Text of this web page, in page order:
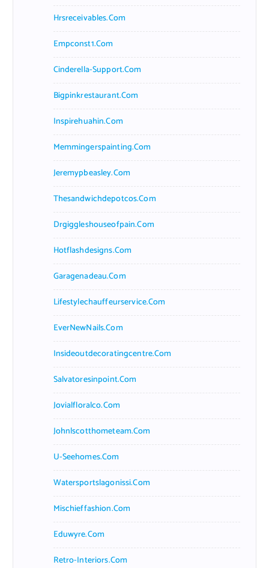
Hrsreceivables.com
Empconst1.com
Cinderella-Support.com
Bigpinkrestaurant.com
Inspirehuahin.com
Memmingerspainting.com
Jeremypbeasley.com
Thesandwichdepotcos.com
Drgiggleshouseofpain.com
Hotflashdesigns.com
Garagenadeau.com
Lifestylechauffeurservice.com
EverNewNails.com
Insideoutdecoratingcentre.com
Salvatoresinpoint.com
Jovialfloralco.com
Johnlscotthometeam.com
U-Seehomes.com
Watersportslagonissi.com
Mischieffashion.com
Eduwyre.com
Retro-Interiors.com